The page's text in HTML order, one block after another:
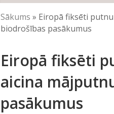
Sākums » Eiropā fiksēti
biodrošības pasākumus
Eiropā fiksēti
aicina
pasākumus